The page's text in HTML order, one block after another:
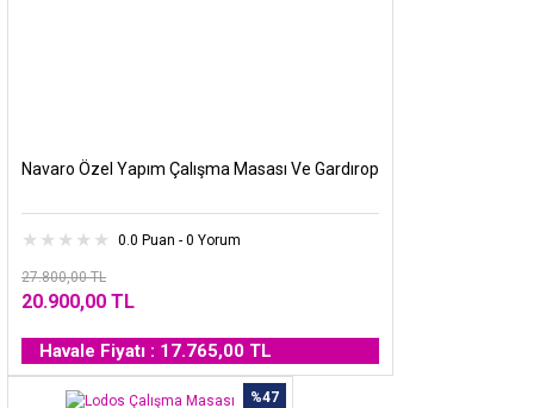
Navaro Özel Yapım Çalışma Masası Ve Gardırop
0.0 Puan - 0 Yorum
27.800,00 TL
20.900,00 TL
Havale Fiyatı : 17.765,00 TL
%47